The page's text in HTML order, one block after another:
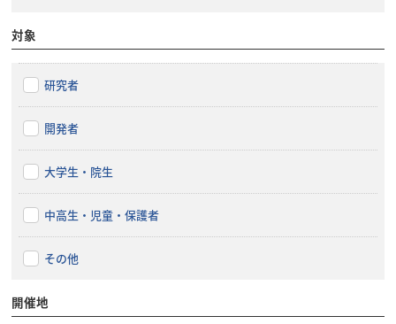
対象
研究者
開発者
大学生・院生
中高生・児童・保護者
その他
開催地